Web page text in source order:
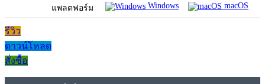
แพลตฟอร์ม Windows macOS
รีวิว
ดาวน์โหลด
สั่งซื้อ